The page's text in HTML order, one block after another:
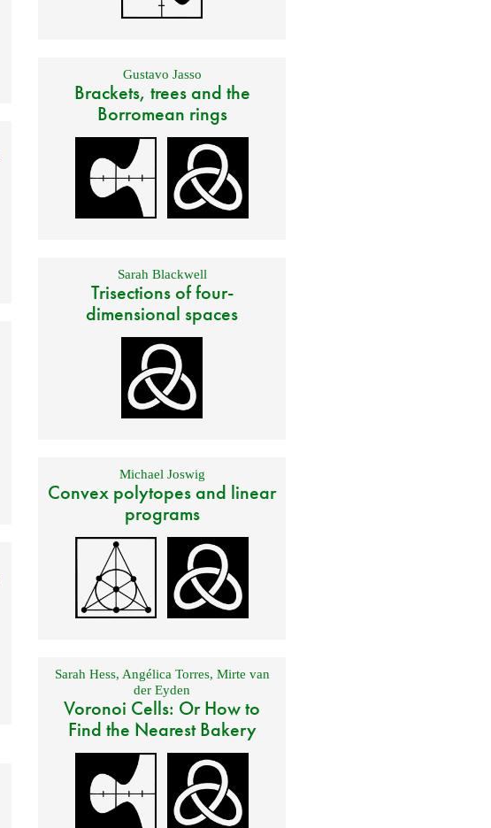
Gustavo Jasso
Brackets, trees and the
Borromean rings
Sarah Blackwell
Trisections of four-
dimensional spaces
Michael Joswig
Convex polytopes and linear
programs
Sarah Hess, Angélica Torres, Mirte van
der Eyden
Voronoi Cells: Or How to
Find the Nearest Bakery